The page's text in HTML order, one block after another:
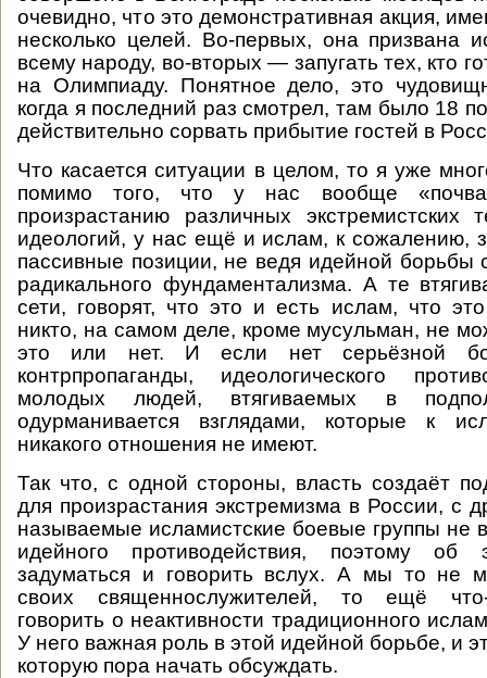
очевидно, что это демонстративная акция,
несколько целей. Во-первых, она призвана
всему народу, во-вторых — запугать тех, кто
на Олимпиаду. Понятное дело, это
когда я последний раз смотрел, там было 18
действительно сорвать прибытие гостей в
Что касается ситуации в целом, то я уже
помимо того, что у нас вообще
произрастанию различных экстремистских
идеологий, у нас ещё и ислам, к сожалению,
пассивные позиции, не ведя идейной борьбы
радикального фундаментализма. А те
сети, говорят, что это и есть ислам, что
никто, на самом деле, кроме мусульман, не
это или нет. И если нет серьёзной
контрпропаганды, идеологического
молодых людей, втягиваемых в
одурманивается взглядами, которые к
никакого отношения не имеют.
Так что, с одной стороны, власть создаёт
для произрастания экстремизма в России, с
называемые исламистские боевые группы не
идейного противодействия, поэтому
задуматься и говорить вслух. А мы то не
своих священнослужителей, то ещё
говорить о неактивности традиционного
У него важная роль в этой идейной борьбе, и
которую пора начать обсуждать.